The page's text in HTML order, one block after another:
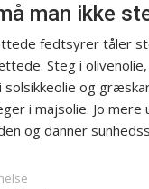
man ikke
fedtsyrer tåler
Steg i
solsikkeolie og
i majsolie. Jo
og danner